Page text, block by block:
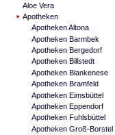
Aloe Vera
Apotheken
Apotheken Altona
Apotheken Barmbek
Apotheken Bergedorf
Apotheken Billstedt
Apotheken Blankenese
Apotheken Bramfeld
Apotheken Eimsbüttel
Apotheken Eppendorf
Apotheken Fuhlsbüttel
Apotheken Groß-Borstel